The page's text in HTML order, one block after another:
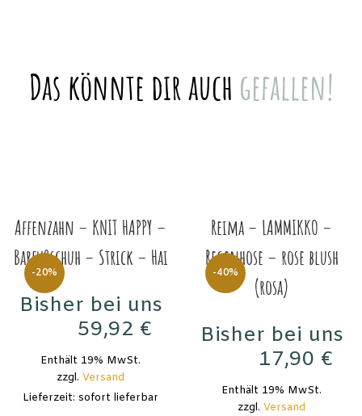
Das könnte dir auch gefallen!
-20%
Affenzahn – KNIT HAPPY –
Barfußschuh – Strick – Hai
Bisher bei uns
59,92 €
Enthält 19% MwSt.
zzgl. Versand
Lieferzeit: sofort lieferbar
-40%
Reima – LAMMIKKO –
Regenhose – rose blush
(rosa)
Bisher bei uns
17,90 €
Enthält 19% MwSt.
zzgl. Versand